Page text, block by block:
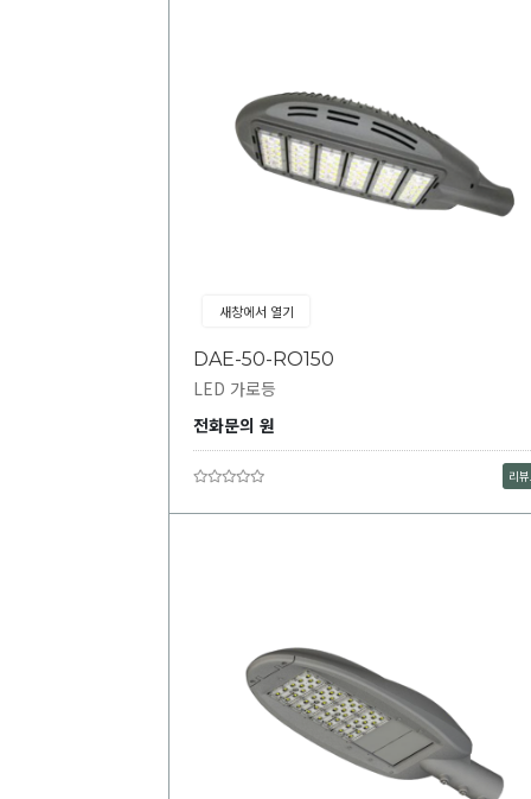
새창에서 열기
DAE-50-RO150
LED 가로등
전화문의 원
리